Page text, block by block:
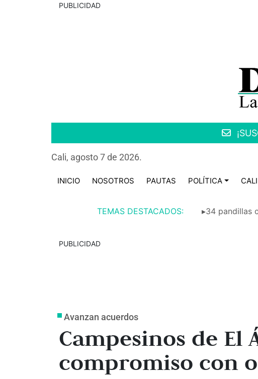
PUBLICIDAD
Cali, agosto 7 de 2026.
INICIO NOSOTROS PAUTAS POLÍTICA CALI
TEMAS DESTACADOS: ▸34 pandillas
PUBLICIDAD
Avanzan acuerdos
Campesinos de
compromiso con